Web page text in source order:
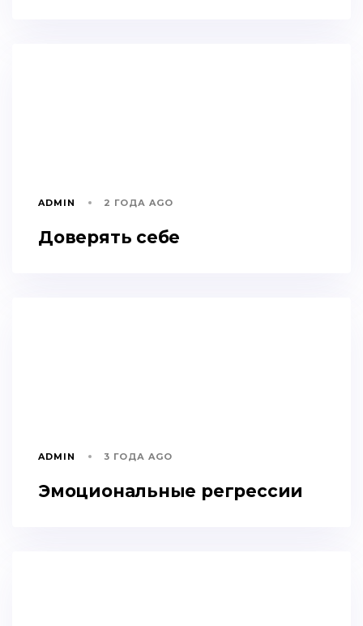
ADMIN 2 ГОДА AGO
Доверять себе
ADMIN 3 ГОДА AGO
Эмоциональные регрессии